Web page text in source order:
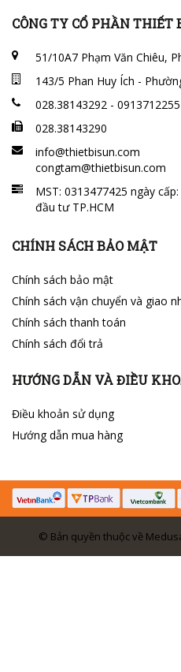
CÔNG TY CỔ PHẦN THIẾT
51/10A7 Phạm Văn Chiêu,
143/5 Phan Huy Ích -
028.38143292 - 0913712255
028.38143290
info@thietbisun.com
congtam@thietbisun.com
MST: 0313477425 ngày
đầu tư TP.HCM
CHÍNH SÁCH BẢO MẬT
Chính sách bảo mật
Chính sách vận chuyển và giao
Chính sách thanh toán
Chính sách đổi trả
HƯỚNG DẪN VÀ ĐIỀU
Điều khoản sử dụng
Hướng dẫn mua hàng
© Bản quyền thuộc về